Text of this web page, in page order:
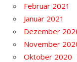
Februar 2021
Januar 2021
Dezember
November
Oktober 2020